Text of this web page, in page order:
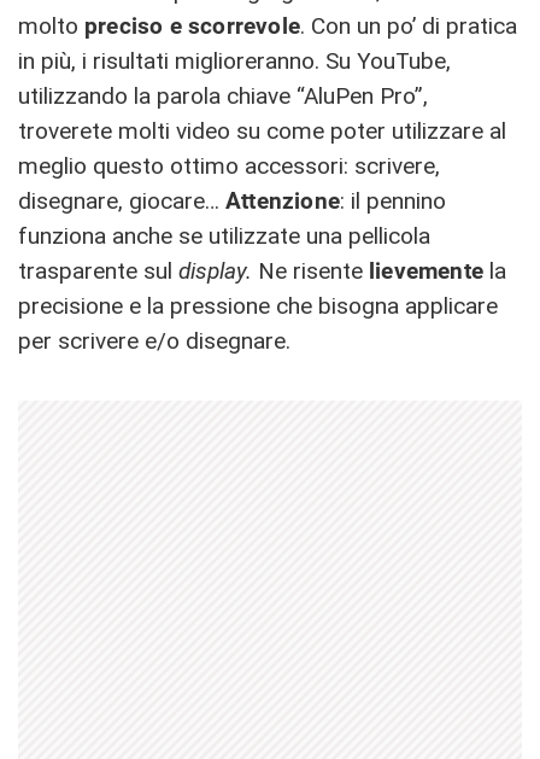
molto preciso e scorrevole. Con un po’ di pratica
in più, i risultati miglioreranno. Su YouTube,
utilizzando la parola chiave “AluPen Pro”,
troverete molti video su come poter utilizzare al
meglio questo ottimo accessori: scrivere,
disegnare, giocare… Attenzione: il pennino
funziona anche se utilizzate una pellicola
trasparente sul display. Ne risente lievemente la
precisione e la pressione che bisogna applicare
per scrivere e/o disegnare.